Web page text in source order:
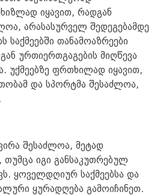
იყავით, რადგან
არასასურველ შედეგებამდე
საქმეებში თანამოაზრეები
ურთიერთგაგების მიღწევა
უქმეებზე ფრთხილად იყავით,
და სპორტმა შესაძლოა,
შესაძლოა, მეტად
თუმცა იგი განსაკუთრებულ
ყოველდღიურ საქმეებსა და
ყურადღება გამოიჩინეთ.